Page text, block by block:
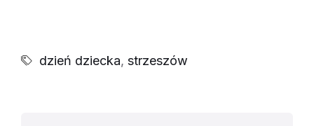
dzień dziecka, strzeszów